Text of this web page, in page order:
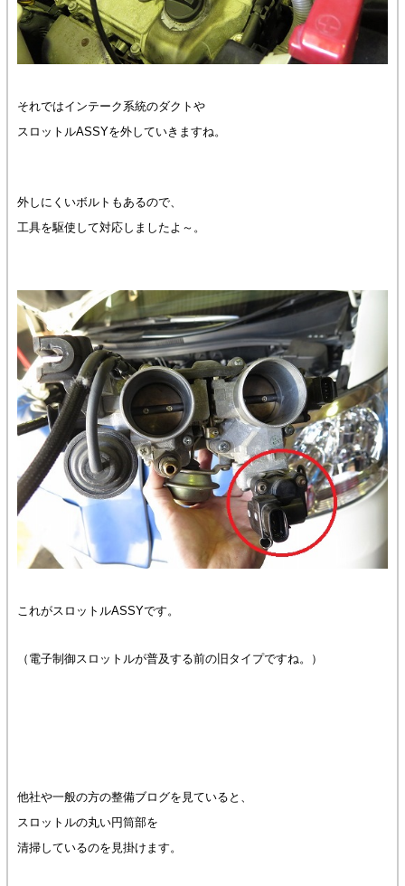
それではインテーク系統のダクトや
スロットルASSYを外していきますね。
外しにくいボルトもあるので、
工具を駆使して対応しましたよ～。
これがスロットルASSYです。
（電子制御スロットルが普及する前の旧タイプですね。）
他社や一般の方の整備ブログを見ていると、
スロットルの丸い円筒部を
清掃しているのを見掛けます。